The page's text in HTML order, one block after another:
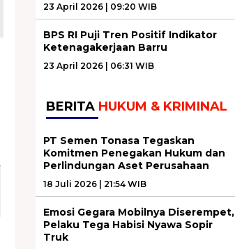
23 April 2026 | 09:20 WIB
BPS RI Puji Tren Positif Indikator
Ketenagakerjaan Barru
23 April 2026 | 06:31 WIB
BERITA HUKUM & KRIMINAL
PT Semen Tonasa Tegaskan
Komitmen Penegakan Hukum dan
Perlindungan Aset Perusahaan
18 Juli 2026 | 21:54 WIB
Emosi Gegara Mobilnya Diserempet,
Pelaku Tega Habisi Nyawa Sopir
Truk